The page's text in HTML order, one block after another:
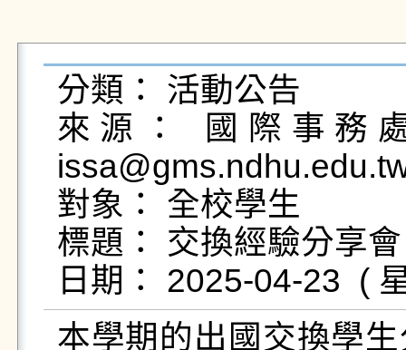
分類： 活動公告
來源： 國際事務
對象： 全校學生
標題： 交換經驗分享
本學期的出國交換學